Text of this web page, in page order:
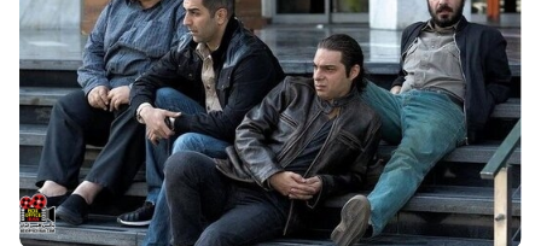
ی
س
ا
ی
ر
ا
ن